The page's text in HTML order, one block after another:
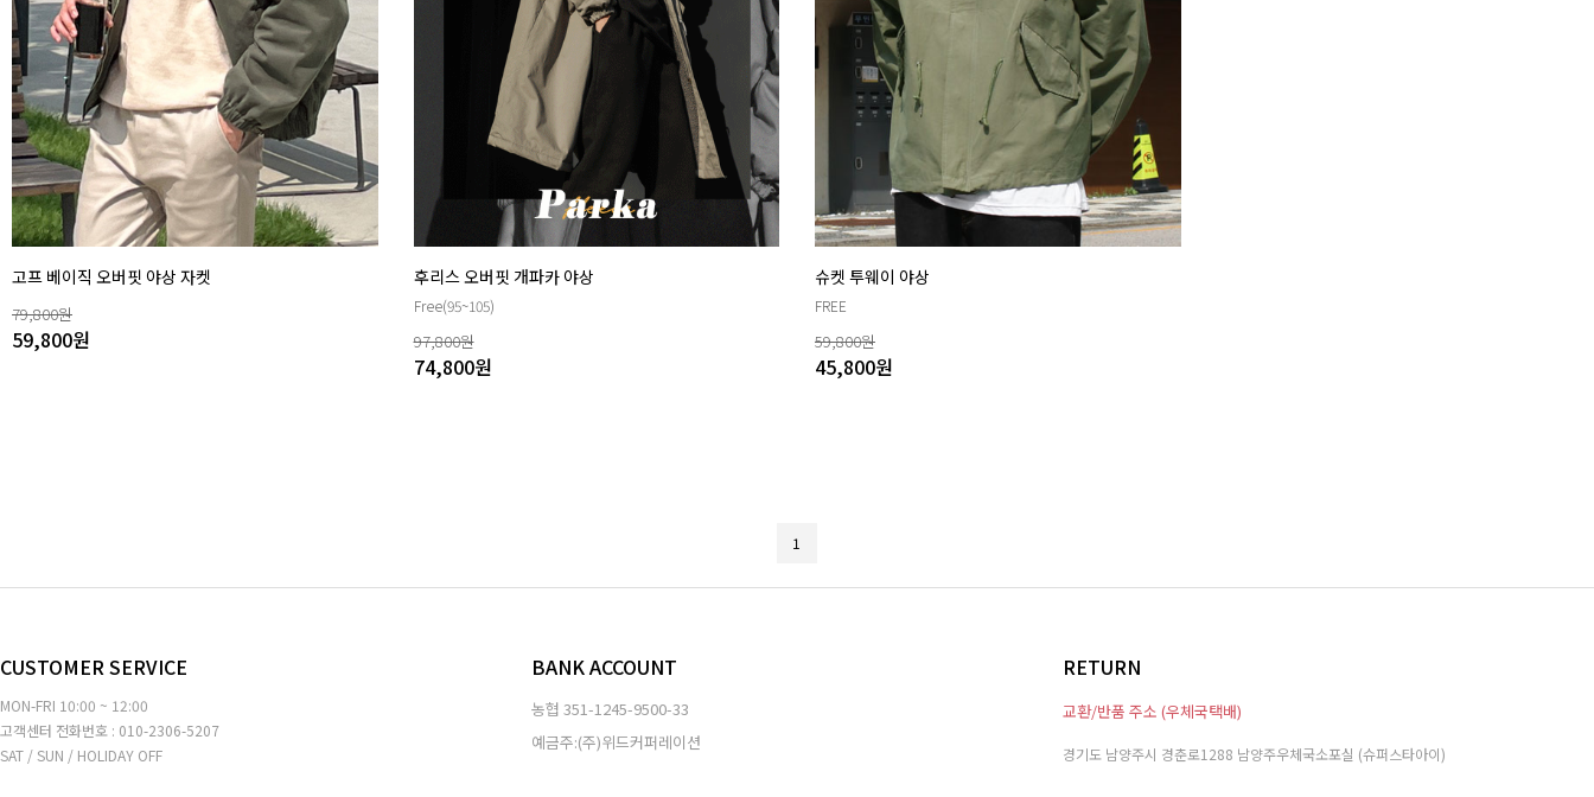
고프 베이직 오버핏 야상 자켓
79,800원
59,800원
후리스 오버핏 개파카 야상
Free(95~105)
97,800원
74,800원
슈켓 투웨이 야상
FREE
59,800원
45,800원
1
CUSTOMER SERVICE
MON-FRI 10:00 ~ 12:00
고객센터 전화번호 : 010-2306-5207
SAT / SUN / HOLIDAY OFF
BANK ACCOUNT
농협 351-1245-9500-33
예금주:(주)위드커퍼레이션
RETURN
교환/반품 주소 (우체국택배)
경기도 남양주시 경춘로1288 남양주우체국소포실 (슈퍼스타아이)